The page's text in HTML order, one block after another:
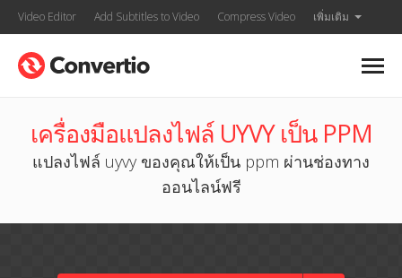
Video Editor Add Subtitles to Video Compress Video เพิ่มเติม
เครื่องมือแปลงไฟล์ UYVY เป็น PPM
แปลงไฟล์ uyvy ของคุณให้เป็น ppm ผ่านช่องทาง
ออนไลน์ฟรี